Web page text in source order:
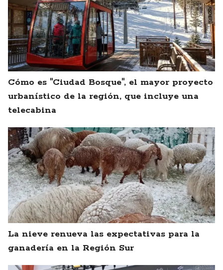
Cómo es "Ciudad Bosque", el mayor proyecto
urbanístico de la región, que incluye una
telecabina
La nieve renueva las expectativas para la
ganadería en la Región Sur